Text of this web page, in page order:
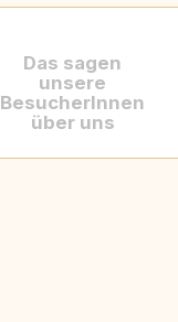
Das sagen
unsere
BesucherInnen
über uns